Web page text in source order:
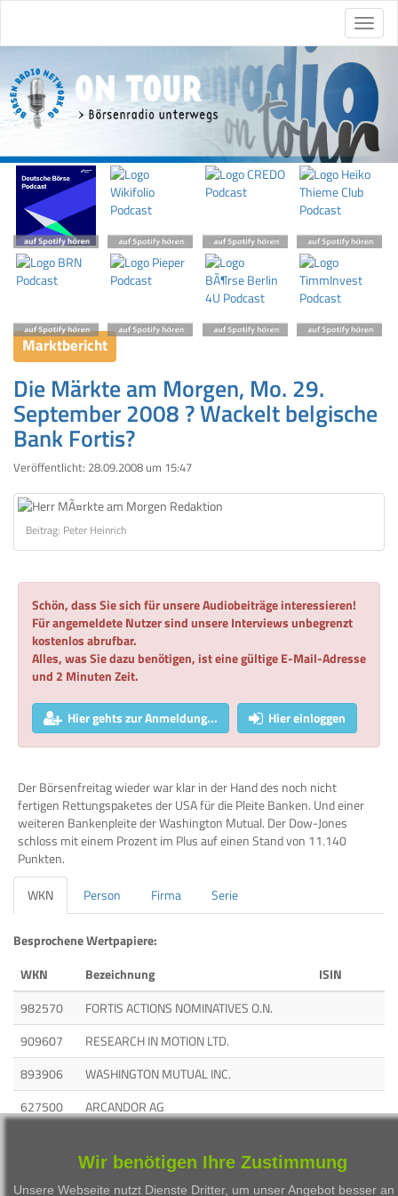
Marktbericht
Die Märkte am Morgen, Mo. 29.
September 2008 ? Wackelt belgische
Bank Fortis?
Veröffentlicht: 28.09.2008 um 15:47
Beitrag: Peter Heinrich
Schön, dass Sie sich für unsere Audiobeiträge interessieren!
Für angemeldete Nutzer sind unsere Interviews unbegrenzt
kostenlos abrufbar.
Alles, was Sie dazu benötigen, ist eine gültige E-Mail-Adresse
und 2 Minuten Zeit.
Hier gehts zur Anmeldung... Hier einloggen
Der Börsenfreitag wieder war klar in der Hand des noch nicht
fertigen Rettungspaketes der USA für die Pleite Banken. Und einer
weiteren Bankenpleite der Washington Mutual. Der Dow-Jones
schloss mit einem Prozent im Plus auf einen Stand von 11.140
Punkten.
WKN
Person Firma Serie
Besprochene Wertpapiere:
WKN
Bezeichnung
ISIN
982570
FORTIS ACTIONS NOMINATIVES O.N.
909607
RESEARCH IN MOTION LTD.
893906
WASHINGTON MUTUAL INC.
627500
ARCANDOR AG
JPMorgan Chase
Wir benötigen Ihre Zustimmung
Unsere Webseite nutzt Dienste Dritter, um unser Angebot besser an